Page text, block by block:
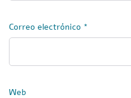
Correo electrónico *
Web